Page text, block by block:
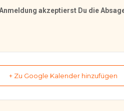
akzeptierst Du die
+ Zu Google Kalender hinzufügen